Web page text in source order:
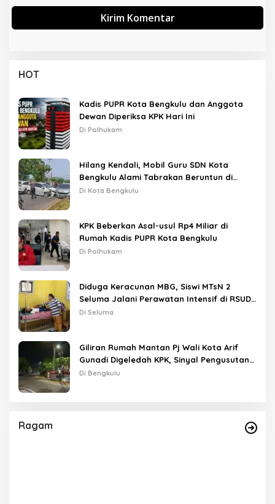
HOT
Kadis PUPR Kota Bengkulu dan Anggota
Dewan Diperiksa KPK Hari Ini
Di Polhukam
Hilang Kendali, Mobil Guru SDN Kota
Bengkulu Alami Tabrakan Beruntun di
Lampu Merah
Di Kota Bengkulu
KPK Beberkan Asal-usul Rp4 Miliar di
Rumah Kadis PUPR Kota Bengkulu
Di Polhukam
Diduga Keracunan MBG, Siswi MTsN 2
Seluma Jalani Perawatan Intensif di RSUD
Tais
Di Seluma
Giliran Rumah Mantan Pj Wali Kota Arif
Gunadi Digeledah KPK, Sinyal Pengusutan
Meluas
Di Bengkulu
Ragam